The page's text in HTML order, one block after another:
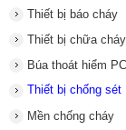
Thiết bị báo cháy
Thiết bị chữa cháy
Búa thoát hiểm
Thiết bị chống sét
Mền chống cháy